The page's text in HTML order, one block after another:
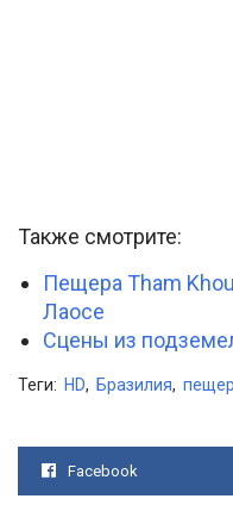
Также смотрите:
Пещера Tham
Лаосе
Сцены из
Теги: HD, Бразилия,
Facebook